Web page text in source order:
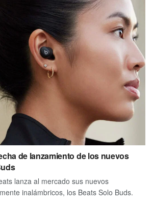
de lanzamiento de los nuevos
lanza al mercado sus nuevos
inalámbricos, los Beats Solo Buds.